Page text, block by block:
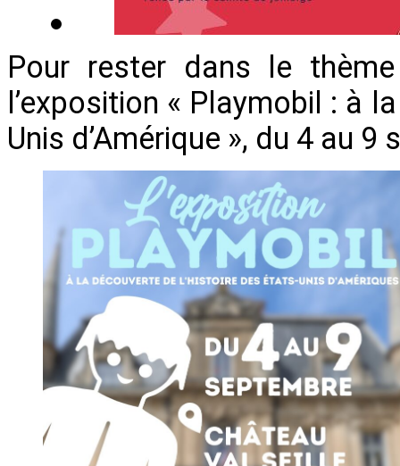
Pour rester dans le
l’exposition « Playmobil : à
Unis d’Amérique », du 4 au